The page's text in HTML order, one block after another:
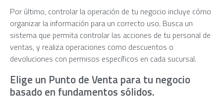
Por último, controlar la operación de tu negocio incluye cómo
organizar la información para un correcto uso. Busca un
sistema que permita controlar las acciones de tu personal de
ventas, y realiza operaciones como descuentos o
devoluciones con permisos específicos en cada sucursal.
Elige un Punto de Venta para tu negocio
basado en fundamentos sólidos.